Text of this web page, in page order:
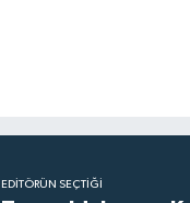
EDITÖRÜN SEÇTIĞI